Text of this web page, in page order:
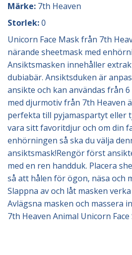
Märke: 7th Heaven
Storlek:0
Unicorn Face Mask från 7th
närande sheetmask med
Ansiktsmasken innehåller
dubiabär. Ansiktsduken är
ansikte och kan användas från
med djurmotiv från 7th Heaven
perfekta till pyjamaspartyt eller
vara sitt favoritdjur och om din
enhörningen så ska du välja
ansiktsmask!Rengör först
med en ren handduk. Placera
så att hålen för ögon, näsa och
Slappna av och låt masken
Avlägsna masken och massera
7th Heaven Animal Unicorn